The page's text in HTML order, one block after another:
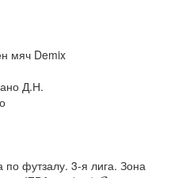
мяч Demix
Д.Н.
футзалу. 3-я лига. Зона